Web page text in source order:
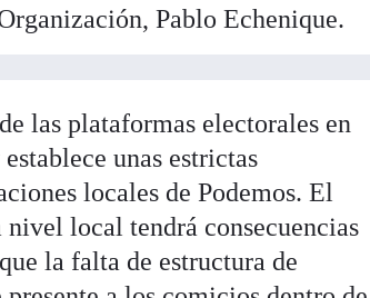
Pablo Echenique.
las plataformas electorales en
unas estrictas
locales de Podemos. El
nivel local tendrá consecuencias
la falta de estructura de